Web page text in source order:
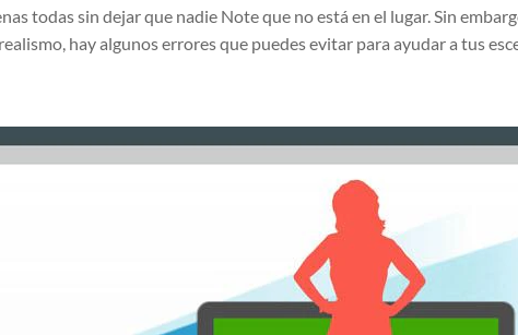
todas sin dejar que nadie Note que no está en el lugar. Sin
hay algunos errores que puedes evitar para ayudar a tus